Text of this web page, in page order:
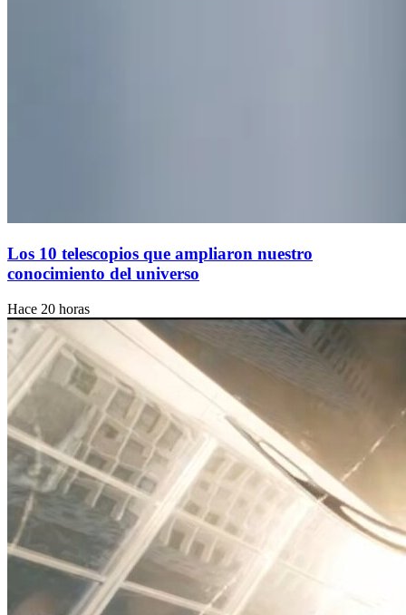
Los 10 telescopios que ampliaron nuestro
conocimiento del universo
Hace 20 horas